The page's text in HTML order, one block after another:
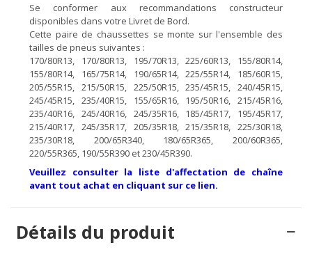
Se conformer aux recommandations constructeur
disponibles dans votre Livret de Bord.
Cette paire de chaussettes se monte sur l'ensemble des
tailles de pneus suivantes :
170/80R13, 170/80R13, 195/70R13, 225/60R13, 155/80R14,
155/80R14, 165/75R14, 190/65R14, 225/55R14, 185/60R15,
205/55R15, 215/50R15, 225/50R15, 235/45R15, 240/45R15,
245/45R15, 235/40R15, 155/65R16, 195/50R16, 215/45R16,
235/40R16, 245/40R16, 245/35R16, 185/45R17, 195/45R17,
215/40R17, 245/35R17, 205/35R18, 215/35R18, 225/30R18,
235/30R18, 200/65R340, 180/65R365, 200/60R365,
220/55R365, 190/55R390 et 230/45R390.
Veuillez consulter la liste d'affectation de chaîne
avant tout achat en cliquant sur ce lien.
Détails du produit